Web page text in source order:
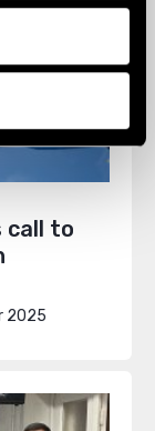
call to
2025